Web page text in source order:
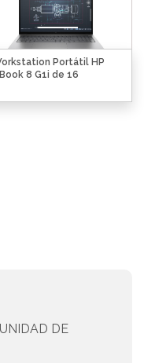
Portátil HP
8 G1i de 16
DE